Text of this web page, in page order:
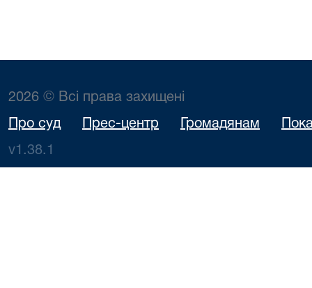
2026 © Всі права захищені
Про суд Прес-центр Громадянам
v1.38.1